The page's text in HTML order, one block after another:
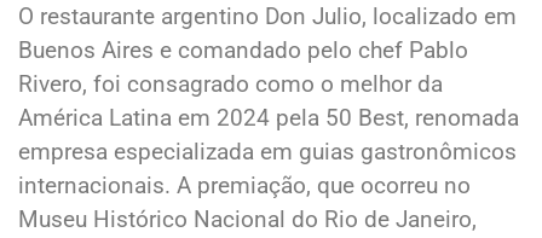
O restaurante argentino Don Julio, localizado em
Buenos Aires e comandado pelo chef Pablo
Rivero, foi consagrado como o melhor da
América Latina em 2024 pela 50 Best, renomada
empresa especializada em guias gastronômicos
internacionais. A premiação, que ocorreu no
Museu Histórico Nacional do Rio de Janeiro,